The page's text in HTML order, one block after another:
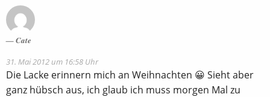
Cate
31. Mai 2012 um 16:58 Uhr
Die Lacke erinnern mich an Weihnachten 😀 Sieht aber
ganz hübsch aus, ich glaub ich muss morgen Mal zu